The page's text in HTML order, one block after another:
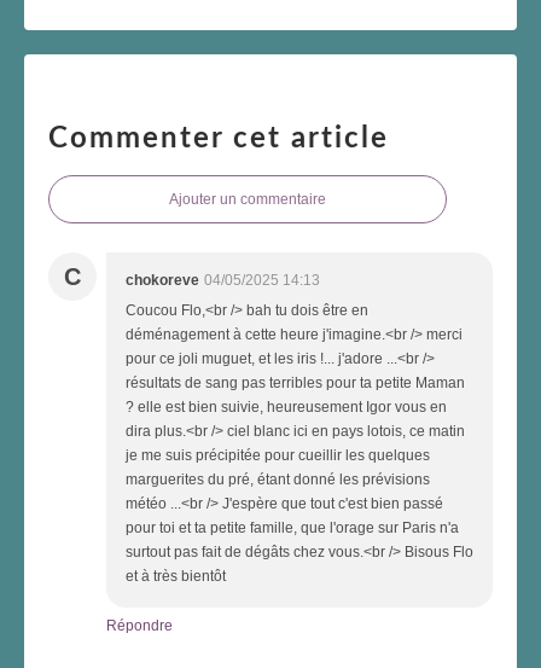
Commenter cet article
Ajouter un commentaire
C chokoreve 04/05/2025 14:13
Coucou Flo,<br /> bah tu dois être en
déménagement à cette heure j'imagine.<br /> merci
pour ce joli muguet, et les iris !... j'adore ...<br />
résultats de sang pas terribles pour ta petite Maman
? elle est bien suivie, heureusement Igor vous en
dira plus.<br /> ciel blanc ici en pays lotois, ce matin
je me suis précipitée pour cueillir les quelques
marguerites du pré, étant donné les prévisions
météo ...<br /> J'espère que tout c'est bien passé
pour toi et ta petite famille, que l'orage sur Paris n'a
surtout pas fait de dégâts chez vous.<br /> Bisous Flo
et à très bientôt
Répondre